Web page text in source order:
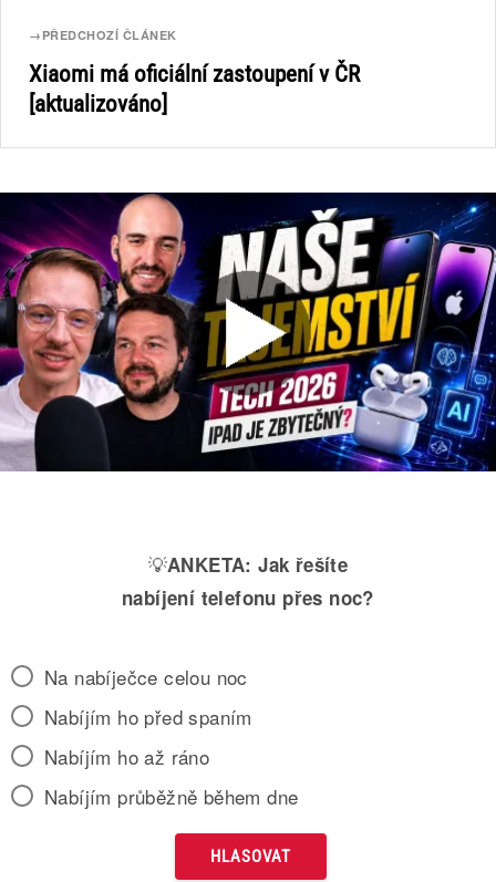
→ PŘEDCHOZÍ ČLÁNEK
Xiaomi má oficiální zastoupení v ČR
[aktualizováno]
💡ANKETA: Jak řešíte
nabíjení telefonu přes noc?
Na nabíječce celou noc
Nabíjím ho před spaním
Nabíjím ho až ráno
Nabíjím průběžně během dne